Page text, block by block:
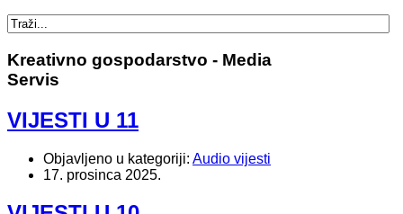
Kreativno gospodarstvo - Media
Servis
VIJESTI U 11
Objavljeno u kategoriji: Audio vijesti
17. prosinca 2025.